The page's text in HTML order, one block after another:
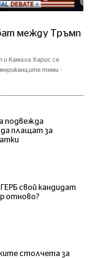
между Тръмп
Камала Харис се
теми -
подвежда
плащат за
свой кандидат
отново?
столчета за